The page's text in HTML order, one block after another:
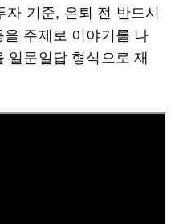
기준, 은퇴 전 반드시
주제로 이야기를 나
일문일답 형식으로 재